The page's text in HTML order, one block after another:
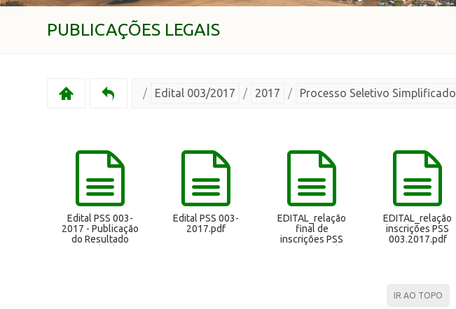
PUBLICAÇÕES LEGAIS
/ Edital 003/2017 / 2017 / Processo Seletivo Simplificado
Edital PSS 003-
2017 - Publicação
do Resultado
Edital PSS 003-
2017.pdf
EDITAL_relação
final de
inscrições PSS
EDITAL_relação
inscrições PSS
003.2017.pdf
IR AO TOPO